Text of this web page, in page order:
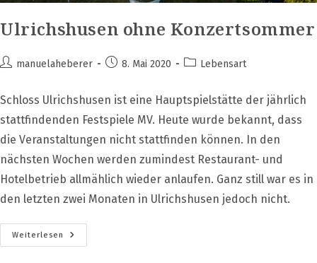
Ulrichshusen ohne Konzertsommer
Beitrags-
manuelaheberer
Beitrag8. Mai 2020
Beitrags-
Lebensart
Schloss Ulrichshusen ist eine Hauptspielstätte der jährlich
stattfindenden Festspiele MV. Heute wurde bekannt, dass
die Veranstaltungen nicht stattfinden können. In den
nächsten Wochen werden zumindest Restaurant- und
Hotelbetrieb allmählich wieder anlaufen. Ganz still war es in
den letzten zwei Monaten in Ulrichshusen jedoch nicht.
Weiterlesen
Ulrichshusen
Ohne